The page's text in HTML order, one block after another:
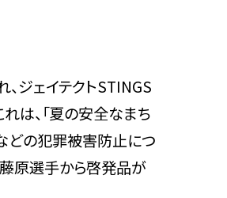
ジェイテクトSTINGS
は、「夏の安全なまち
どの犯罪被害防止につ
藤原選手から啓発品が